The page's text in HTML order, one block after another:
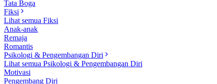
Tata Boga
Fiksi
Lihat semua Fiksi
Anak-anak
Remaja
Romantis
Psikologi & Pengembangan Diri
Lihat semua Psikologi & Pengembangan Diri
Motivasi
Pengembang Diri